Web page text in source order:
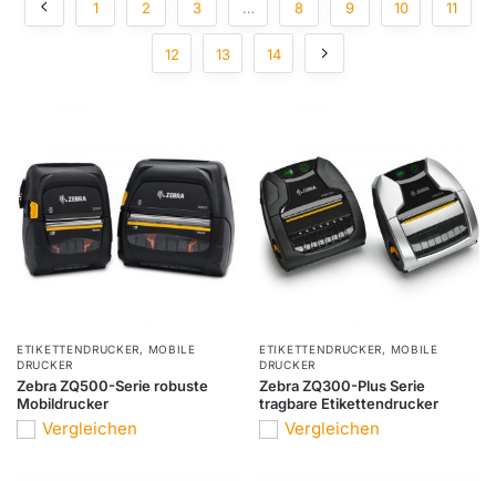
1 2 3 … 8 9 10 11
12 13 14
ETIKETTENDRUCKER, MOBILE
DRUCKER
Zebra ZQ500-Serie robuste
Mobildrucker
Vergleichen
ETIKETTENDRUCKER, MOBILE
DRUCKER
Zebra ZQ300-Plus Serie
tragbare Etikettendrucker
Vergleichen